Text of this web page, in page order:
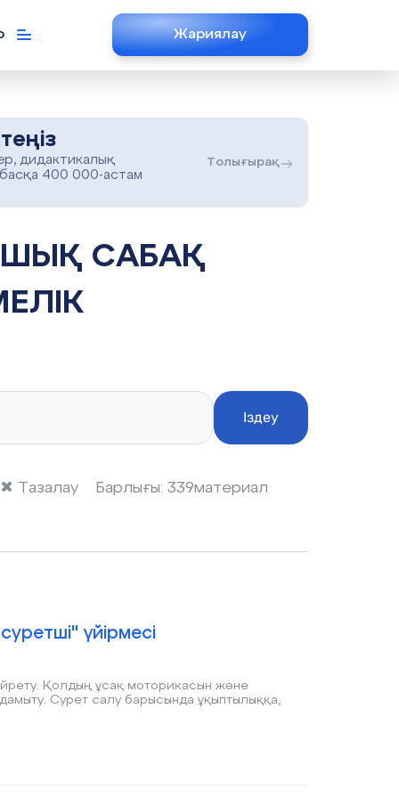
Жариялау
дидактикалық
400 000-астам
Толығырақ
Іздеу
✖ Тазалау Барлығы: 339материал
үйірмесі
және